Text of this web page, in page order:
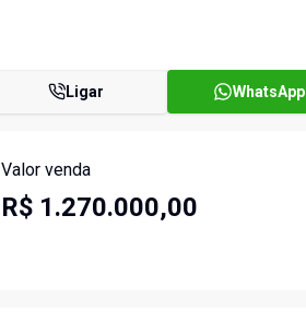
Ligar WhatsApp
Valor venda
R$ 1.270.000,00